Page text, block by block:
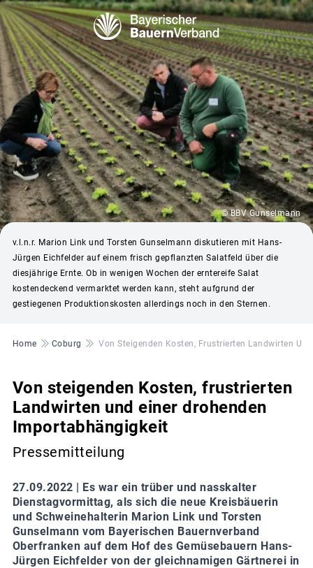
© BBV Gunselmann
v.l.n.r. Marion Link und Torsten Gunselmann diskutieren mit Hans-
Jürgen Eichfelder auf einem frisch gepflanzten Salatfeld über die
diesjährige Ernte. Ob in wenigen Wochen der erntereife Salat
kostendeckend vermarktet werden kann, steht aufgrund der
gestiegenen Produktionskosten allerdings noch in den Sternen.
Pfadnavigation
Home Coburg Von Steigenden Kosten, Frustrierten Landwirten
Von steigenden Kosten, frustrierten
Landwirten und einer drohenden
Importabhängigkeit
Pressemitteilung
27.09.2022 |
Es war ein trüber und nasskalter
Dienstagvormittag, als sich die neue Kreisbäuerin
und Schweinehalterin Marion Link und Torsten
Gunselmann vom Bayerischen Bauernverband
Oberfranken auf dem Hof des Gemüsebauern Hans-
Jürgen Eichfelder von der gleichnamigen Gärtnerei in